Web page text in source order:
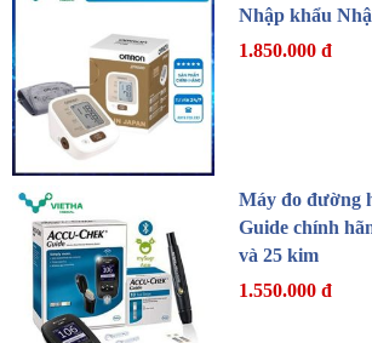
Nhập khẩu
1.850.000 đ
Máy đo đường
Guide chính
và 25 kim
1.550.000 đ